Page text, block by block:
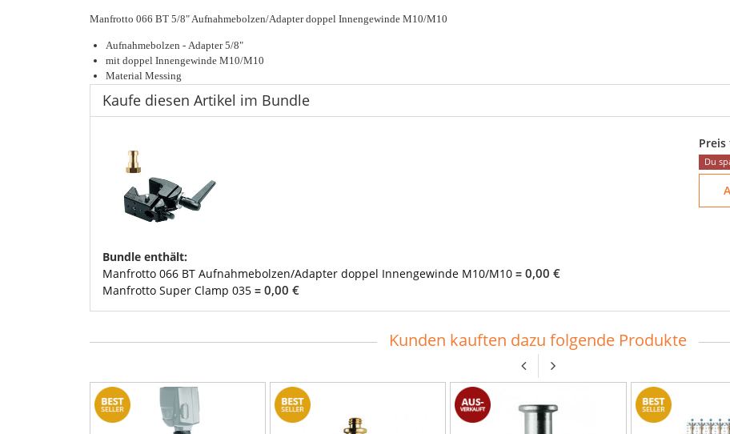
Manfrotto 066 BT 5/8" Aufnahmebolzen/Adapter doppel Innengewinde M10/M10
Aufnahmebolzen - Adapter 5/8"
mit doppel Innengewinde M10/M10
Material Messing
Kaufe diesen Artikel im Bundle
Du
Bundle enthält:
Manfrotto 066 BT Aufnahmebolzen/Adapter doppel Innengewinde M10/M10 = 0,00 €
Manfrotto Super Clamp 035 = 0,00 €
Kunden kauften dazu folgende Produkte